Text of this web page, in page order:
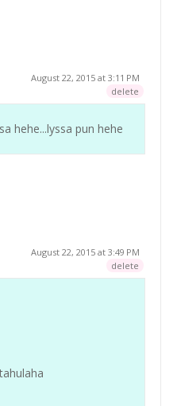
August 22, 2015 at 3:11 PM
delete
hehe...lyssa pun hehe
August 22, 2015 at 3:49 PM
delete